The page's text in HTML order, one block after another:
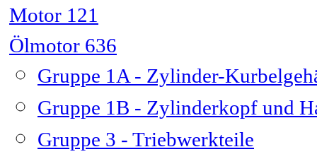
Motor 121
Ölmotor 636
Gruppe 1A - Zylinder-
Gruppe 1B - Zylinderkopf und
Gruppe 3 - Triebwerkteile